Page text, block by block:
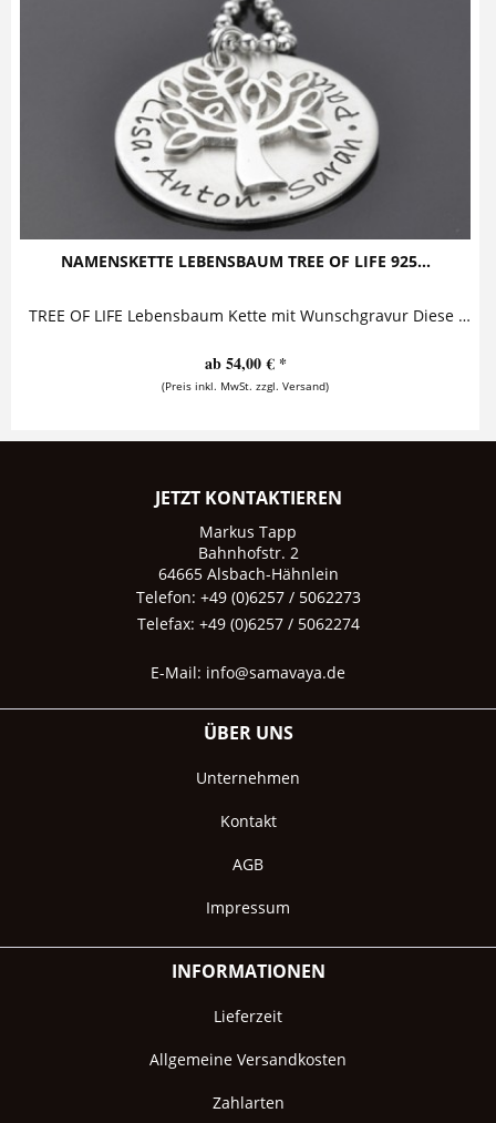
NAMENSKETTE LEBENSBAUM TREE OF LIFE 925...
TREE OF LIFE Lebensbaum Kette mit Wunschgravur Diese zauberhafte Lebensbaumkette mit Gravur besteht aus einem personalisierten Anhänger und...
ab 54,00 € *
(Preis inkl. MwSt. zzgl. Versand)
JETZT KONTAKTIEREN
Markus Tapp
Bahnhofstr. 2
64665 Alsbach-Hähnlein
Telefon: +49 (0)6257 / 5062273
Telefax: +49 (0)6257 / 5062274
E-Mail: info@samavaya.de
ÜBER UNS
Unternehmen
Kontakt
AGB
Impressum
INFORMATIONEN
Lieferzeit
Allgemeine Versandkosten
Zahlarten